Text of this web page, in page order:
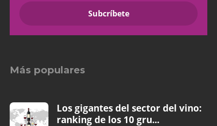
Más populares
Los gigantes del sector del vino:
ranking de los 10 gru...